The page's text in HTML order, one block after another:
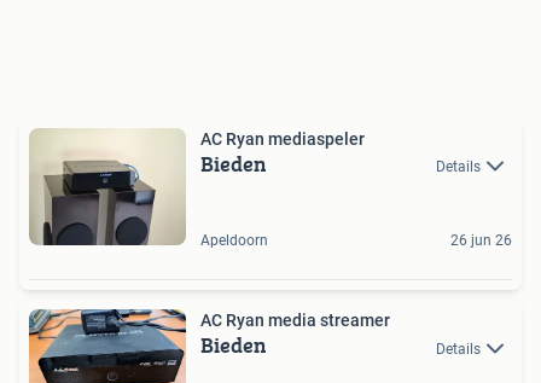
AC Ryan mediaspeler
Bieden Details
Apeldoorn 26 jun 26
AC Ryan media streamer
Bieden Details